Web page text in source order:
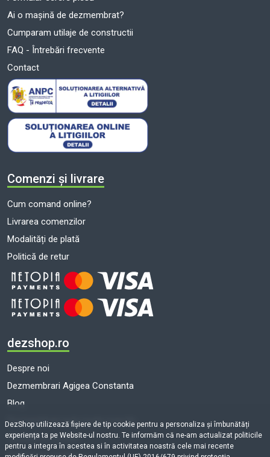
Ai o mașină de dezmembrat?
Cumparam utilaje de constructii
FAQ - Întrebări frecvente
Contact
Comenzi și livrare
Cum comand online?
Livrarea comenzilor
Modalități de plată
Politică de retur
dezshop.ro
Despre noi
Dezmembrari Agigea Constanta
Blog
Dezmembrari auto toate marcile
Termeni și condiții
DezShop utilizează fişiere de tip cookie pentru a personaliza și îmbunătăți
experiența ta pe Website-ul nostru. Te informăm că ne-am actualizat politicile
pentru a integra în acestea si în activitatea noastră cele mai recente